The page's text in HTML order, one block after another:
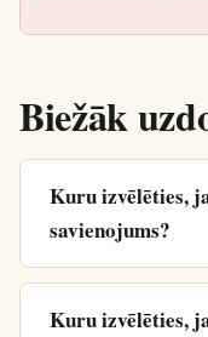
Biežāk
Kuru izvēlēties,
savienojums?
Kuru izvēlēties,